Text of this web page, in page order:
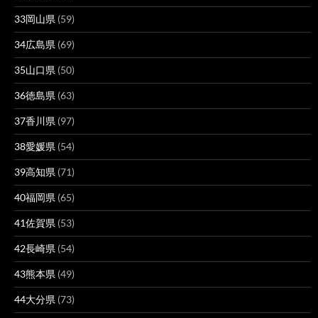
33岡山県 (59)
34広島県 (69)
35山口県 (50)
36徳島県 (63)
37香川県 (97)
38愛媛県 (54)
39高知県 (71)
40福岡県 (65)
41佐賀県 (53)
42長崎県 (54)
43熊本県 (49)
44大分県 (73)